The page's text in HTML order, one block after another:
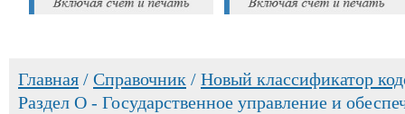
Главная / Справочник / Новый классификатор
Раздел O - Государственное управление и